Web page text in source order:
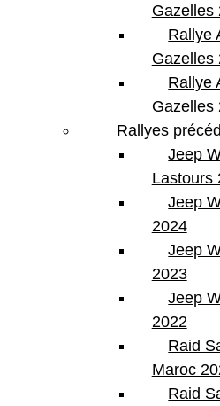
Kit de barres de benne pour Jeep
Ajouter au panier
Gazelles
Rallye
Gazelles
Rallye
Gazelles
Rallyes
Jeep
Lastours
Jeep
2024
Jeep
2023
Jeep
2022
Raid
Maroc
Raid